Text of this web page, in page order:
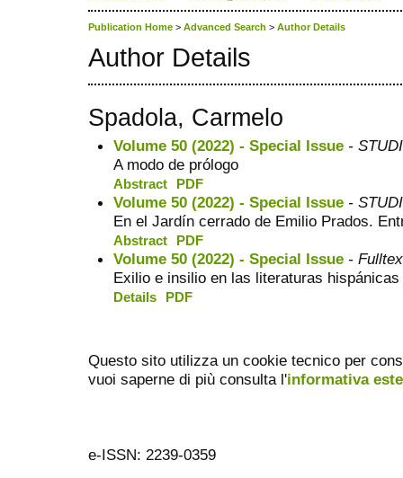
Publication Home > Advanced Search > Author Details
Author Details
Spadola, Carmelo
Volume 50 (2022) - Special Issue -
A modo de prólogo
Abstract PDF
Volume 50 (2022) - Special Issue -
En el Jardín cerrado de Emilio Prados.
Abstract PDF
Volume 50 (2022) - Special Issue -
Exilio e insilio en las literaturas hispánicas
Details PDF
Questo sito utilizza un cookie tecnico per
vuoi saperne di più consulta l'informativa
e-ISSN: 2239-0359